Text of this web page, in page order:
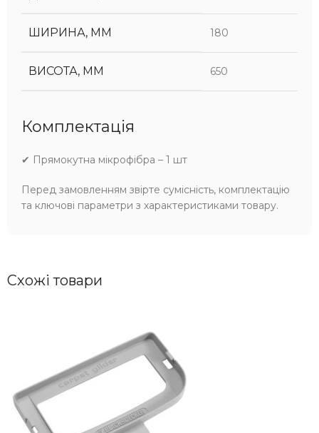
ШИРИНА, ММ 180
ВИСОТА, ММ 650
Комплектація
✔ Прямокутна мікрофібра – 1 шт
Перед замовленням звірте сумісність, комплектацію
та ключові параметри з характеристиками товару.
Схожі товари